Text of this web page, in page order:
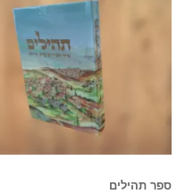
ספר תהילים